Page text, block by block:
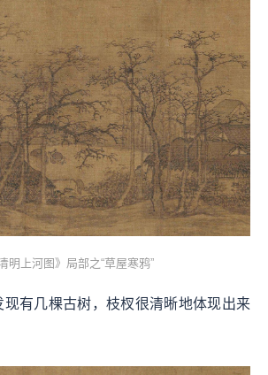
清明上河图》局部之“草屋寒鸦”
有几棵古树，枝杈很清晰地体现出来